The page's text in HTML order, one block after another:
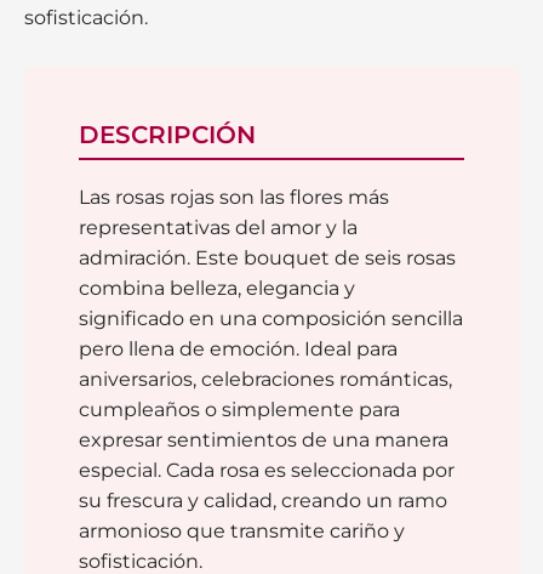
sofisticación.
DESCRIPCIÓN
Las rosas rojas son las flores más
representativas del amor y la
admiración. Este bouquet de seis rosas
combina belleza, elegancia y
significado en una composición sencilla
pero llena de emoción. Ideal para
aniversarios, celebraciones románticas,
cumpleaños o simplemente para
expresar sentimientos de una manera
especial. Cada rosa es seleccionada por
su frescura y calidad, creando un ramo
armonioso que transmite cariño y
sofisticación.